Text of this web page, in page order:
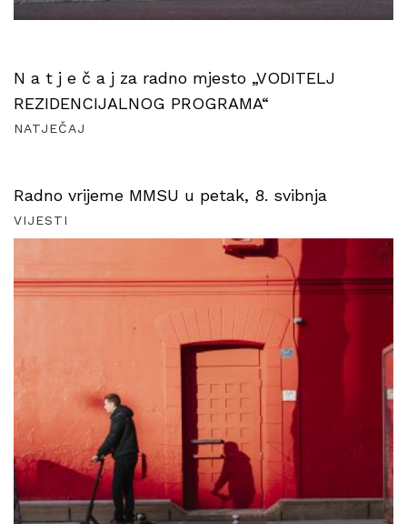
N a t j e č a j za radno mjesto „VODITELJ
REZIDENCIJALNOG PROGRAMA“
NATJEČAJ
Radno vrijeme MMSU u petak, 8. svibnja
VIJESTI